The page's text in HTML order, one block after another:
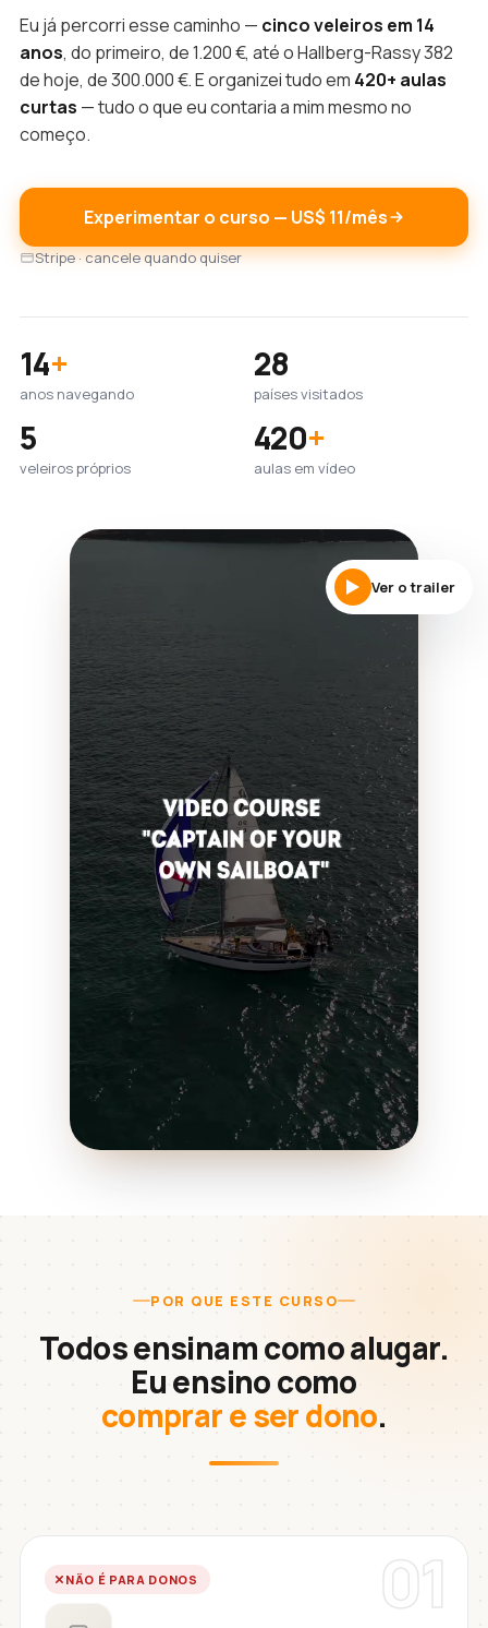
Eu já percorri esse caminho — cinco veleiros em 14
anos, do primeiro, de 1.200 €, até o Hallberg-Rassy 382
de hoje, de 300.000 €. E organizei tudo em 420+ aulas
curtas — tudo o que eu contaria a mim mesmo no
começo.
Experimentar o curso — US$ 11/mês
Stripe · cancele quando quiser
14+
anos navegando
28
países visitados
5
veleiros próprios
420+
aulas em vídeo
Ver o trailer
POR QUE ESTE CURSO
Todos ensinam como alugar.
Eu ensino como
comprar e ser dono.
01
NÃO É PARA DONOS